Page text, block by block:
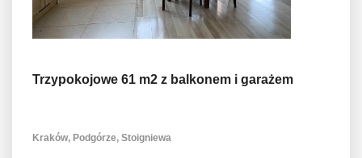
Trzypokojowe 61 m2 z balkonem i garażem
Kraków, Podgórze, Stoigniewa